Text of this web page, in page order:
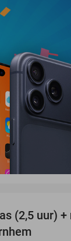
(2,5 uur)